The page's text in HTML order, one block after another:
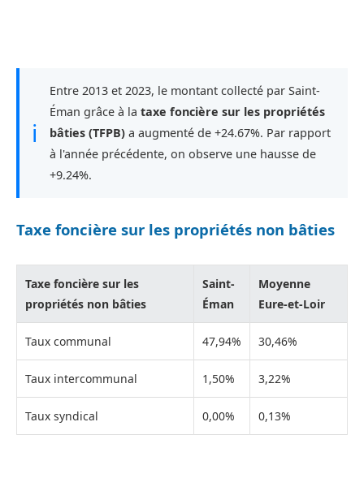
ℹ
Entre 2013 et 2023, le montant collecté par Saint-
Éman grâce à la taxe foncière sur les propriétés
bâties (TFPB) a augmenté de +24.67%. Par rapport
à l'année précédente, on observe une hausse de
+9.24%.
Taxe foncière sur les propriétés non bâties
Taxe foncière sur les
propriétés non bâties
Saint-
Éman
Moyenne
Eure-et-Loir
Taux communal 47,94% 30,46%
Taux intercommunal 1,50% 3,22%
Taux syndical 0,00% 0,13%